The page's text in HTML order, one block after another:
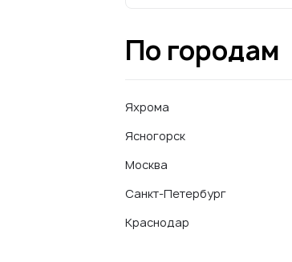
По городам
Яхрома
Ясногорск
Москва
Санкт-Петербург
Краснодар